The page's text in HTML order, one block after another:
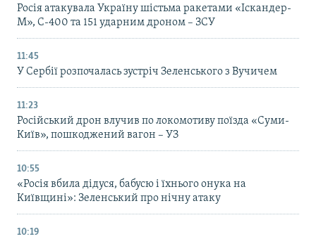
Росія атакувала Україну шістьма ракетами «Іскандер-
М», С-400 та 151 ударним дроном – ЗСУ
11:45
У Сербії розпочалась зустріч Зеленського з Вучичем
11:23
Російський дрон влучив по локомотиву поїзда «Суми-
Київ», пошкоджений вагон – УЗ
10:55
«Росія вбила дідуся, бабусю і їхнього онука на
Київщині»: Зеленський про нічну атаку
10:19